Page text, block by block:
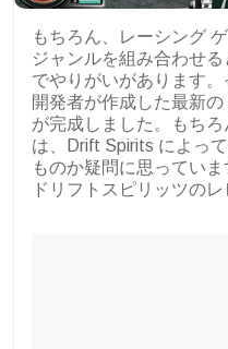
もちろん、レーシング
ジャンルを組み合わせ
でやりがいがあります
開発者が作成した最新
が完成しました。もち
は、Drift Spirits によっ
ものか疑問に思ってい
ドリフトスピリッツの